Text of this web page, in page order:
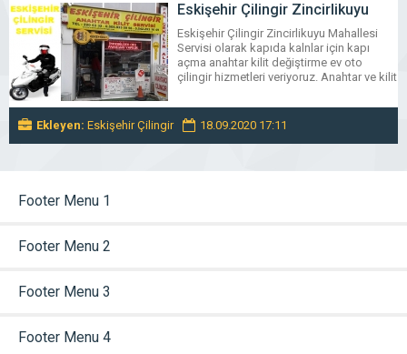
Eskişehir Çilingir Zincirlikuyu
Mahallesi Servisi 05059335956
Eskişehir Çilingir Zincirlikuyu Mahallesi
Servisi olarak kapıda kalnlar için kapı
açma anahtar kilit değiştirme ev oto
çilingir hizmetleri veriyoruz. Anahtar ve kilit
açılması çilingir hizmetleri için bizi
aşağıdaki telefonlardan arayınız.
02222206332 – 05059335956 –
Ekleyen: Eskişehir Çilingir 18.09.2020 17:11
Footer Menu 1
Footer Menu 2
Footer Menu 3
Footer Menu 4